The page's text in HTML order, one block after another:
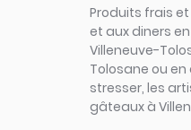
Produits frais
et aux diners
Villeneuve-
Tolosane ou
stresser, les
gâteaux à